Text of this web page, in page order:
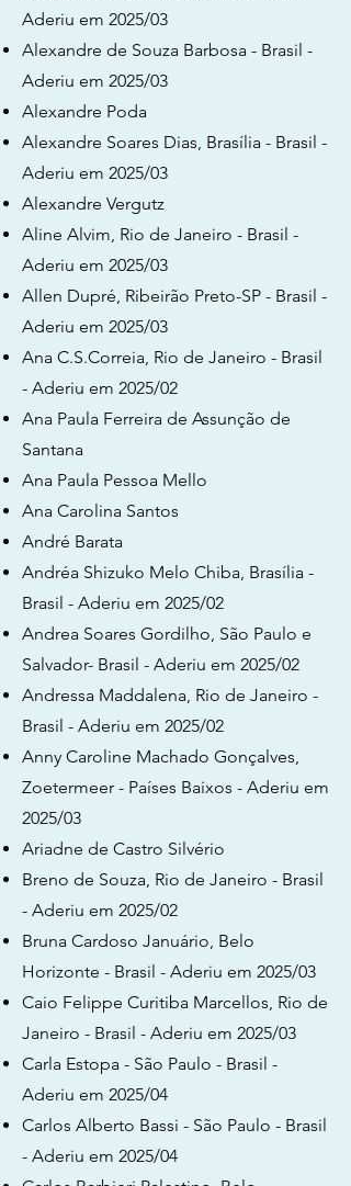
Aderiu em 2025/03
Alexandre de Souza Barbosa - Brasil -
Aderiu em 2025/03
Alexandre Poda
Alexandre Soares Dias, Brasília - Brasil -
Aderiu em 2025/03
Alexandre Vergutz
Aline Alvim, Rio de Janeiro - Brasil -
Aderiu em 2025/03
Allen Dupré, Ribeirão Preto-SP - Brasil -
Aderiu em 2025/03
Ana C.S.Correia, Rio de Janeiro - Brasil
- Aderiu em 2025/02
Ana Paula Ferreira de Assunção de
Santana
Ana Paula Pessoa Mello
Ana Carolina Santos
André Barata
Andréa Shizuko Melo Chiba, Brasília -
Brasil - Aderiu em 2025/02
Andrea Soares Gordilho, São Paulo e
Salvador- Brasil - Aderiu em 2025/02
Andressa Maddalena, Rio de Janeiro -
Brasil - Aderiu em 2025/02
Anny Caroline Machado Gonçalves,
Zoetermeer - Países Baixos - Aderiu em
2025/03
Ariadne de Castro Silvério
Breno de Souza, Rio de Janeiro - Brasil
- Aderiu em 2025/02
Bruna Cardoso Januário, Belo
Horizonte - Brasil - Aderiu em 2025/03
Caio Felippe Curitiba Marcellos, Rio de
Janeiro - Brasil - Aderiu em 2025/03
Carla Estopa - São Paulo - Brasil -
Aderiu em 2025/04
Carlos Alberto Bassi - São Paulo - Brasil
- Aderiu em 2025/04